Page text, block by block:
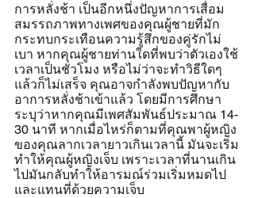
การหลั่งช้า เป็นอีกหนึ่งปัญหาการเสื่อม
สมรรถภาพทางเพศของคุณผู้ชายที่มัก
กระทบกระเทือนความรู้สึกของคู่รักไม่
เบา หากคุณผู้ชายท่านใดที่พบว่าตัวเองใช้
เวลาเป็นชั่วโมง หรือไม่ว่าจะทำวิธีใดๆ
แล้วก็ไม่เสร็จ คุณอาจกำลังพบปัญหากับ
อาการหลั่งช้าเข้าแล้ว โดยมีการศึกษา
ระบุว่าหากคุณมีเพศสัมพันธ์ประมาณ 14-
30 นาที หากเมื่อไหร่ก็ตามที่คุณพาผู้หญิง
ของคุณลากเวลายาวเกินเวลานี้ มันจะเริ่ม
ทำให้คุณผู้หญิงเจ็บ เพราะเวลาที่นานเกิน
ไปมันกลับทำให้อารมณ์ร่วมเริ่มหมดไป
และแทนที่ด้วยความเจ็บ